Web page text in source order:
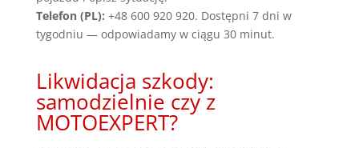
Telefon (PL): +48 600 920 920. Dostępni 7 dni w
tygodniu — odpowiadamy w ciągu 30 minut.
Likwidacja szkody:
samodzielnie czy z
MOTOEXPERT?